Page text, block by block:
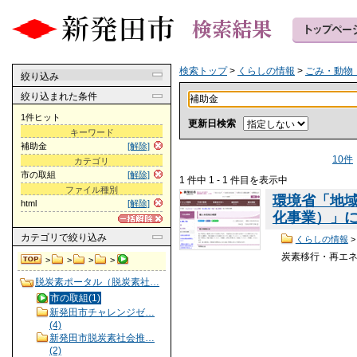
絞り込み
絞り込まれた条件
1件ヒット
キーワード
[解除]
補助金
カテゴリ
[解除]
市の取組
ファイル種別
[解除]
html
カテゴリ で絞り込み
> > > >
脱炭素ポータル（脱炭素社…
市の取組(1)
新発田市チャレンジゼ…
(4)
新発田市脱炭素社会推…
(2)
検索トップ> くらしの情報 > ごみ・動物
更新日検索
10件
1 件中 1 - 1 件目を表示中
環境省「地
化事業）」
くらしの情報 >
炭素移行・再エ